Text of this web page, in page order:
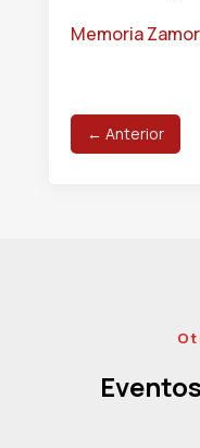
Memoria
← Anterior
Eventos